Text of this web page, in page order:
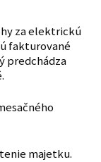
za elektrickú
fakturované
predchádza
majetku.